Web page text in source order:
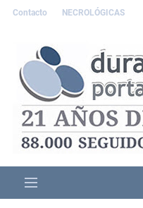
Contacto NECROLÓGICAS